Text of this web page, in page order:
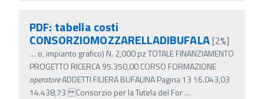
PDF: tabella costi
CONSORZIOMOZZARELLADIBUFALA[2%]
… o, impianto grafico) N. 2,000 pz TOTALE FINANZIAMENTO
PROGETTO RICERCA 95.350,00 CORSO FORMAZIONE
operatoreADDETTI FILIERA BUFALINA Pagina 13 16.043,03
14.438,73 Consorzio per la Tutela del For…